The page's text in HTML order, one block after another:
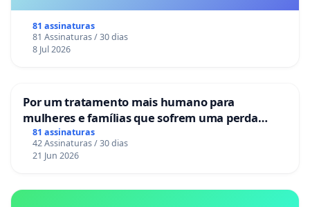
81 assinaturas
81 Assinaturas / 30 dias
8 Jul 2026
Por um tratamento mais humano para
mulheres e famílias que sofrem uma perda
gestacional nos hospitais portugueses
81 assinaturas
42 Assinaturas / 30 dias
21 Jun 2026